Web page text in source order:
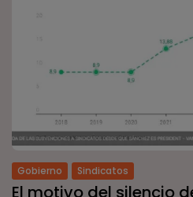
Gobierno Sindicatos
El motivo del silencio